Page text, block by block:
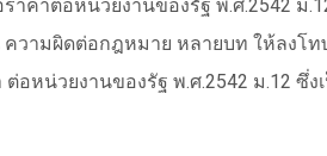
าคาต่อหน่วยงานของรัฐ พ.ศ.2542 ม.
ความผิดต่อกฎหมาย หลายบท ให้ลงโท
ต่อหน่วยงานของรัฐ พ.ศ.2542 ม.12 ซึ่ง